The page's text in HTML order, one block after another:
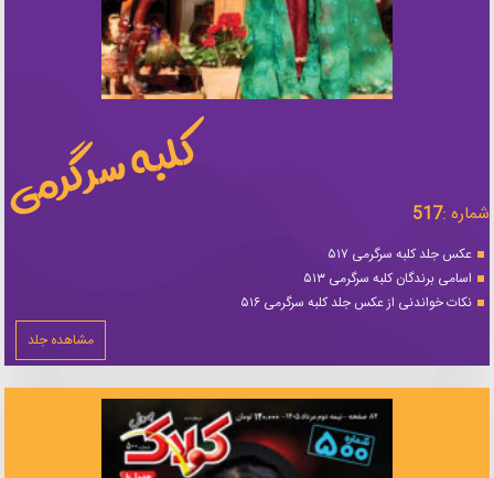
شماره :517
عکس جلد کلبه سرگرمی ۵۱۷
اسامی برندگان کلبه سرگرمی ۵۱۳
نکات خواندنی از عکس جلد کلبه سرگرمی ۵۱۶
مشاهده جلد